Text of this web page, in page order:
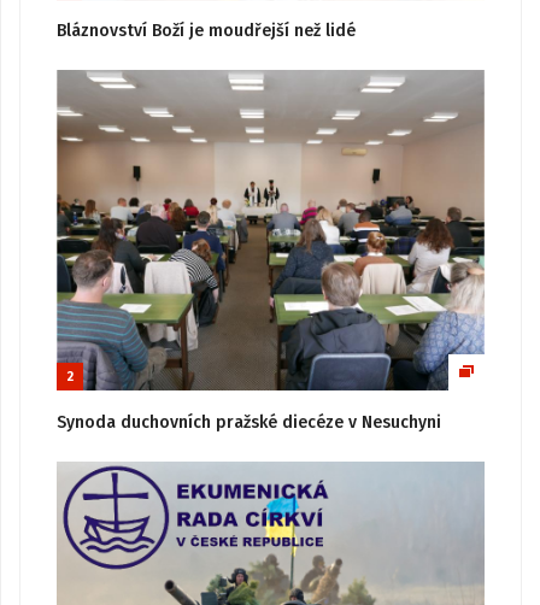
Bláznovství Boží je moudřejší než lidé
2
Synoda duchovních pražské diecéze v Nesuchyni